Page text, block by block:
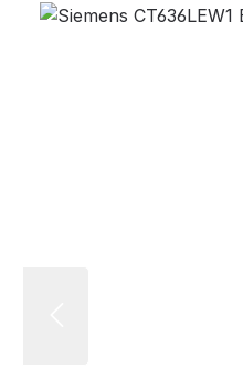
Bildergalerie überspringen